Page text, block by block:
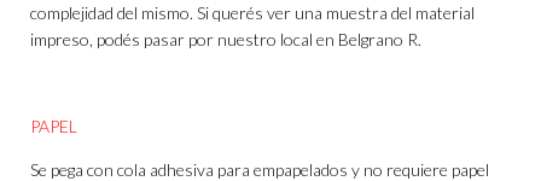
complejidad del mismo. Si querés ver una muestra del material
impreso, podés pasar por nuestro local en Belgrano R.
PAPEL
Se pega con cola adhesiva para empapelados y no requiere papel